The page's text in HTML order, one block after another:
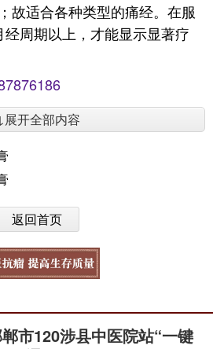
故适合各种类型的痛经。在服
周期以上，才能显示显著疗
展开全部内容
返回首页
市120涉县中医院站“一键